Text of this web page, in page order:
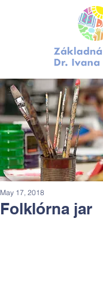
Folklórna jar
May 17, 2018